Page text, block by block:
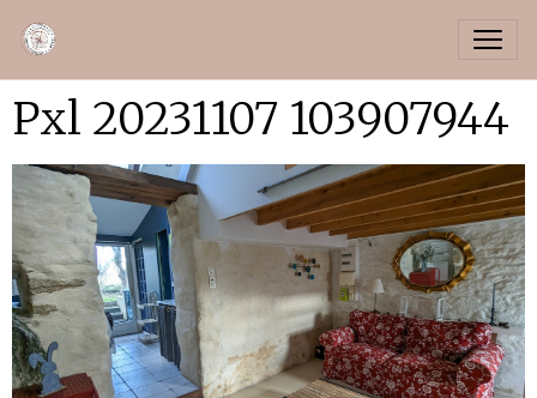
Pxl 20231107 103907944